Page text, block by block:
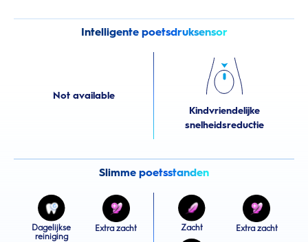
Intelligente poetsdruksensor
Not available
Kindvriendelijke
snelheidsreductie
Slimme poetsstanden
Dagelijkse
reiniging
Extra zacht Zacht Extra zacht